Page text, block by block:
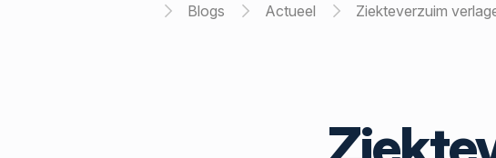
Home Blogs Actueel Ziekteverzuim